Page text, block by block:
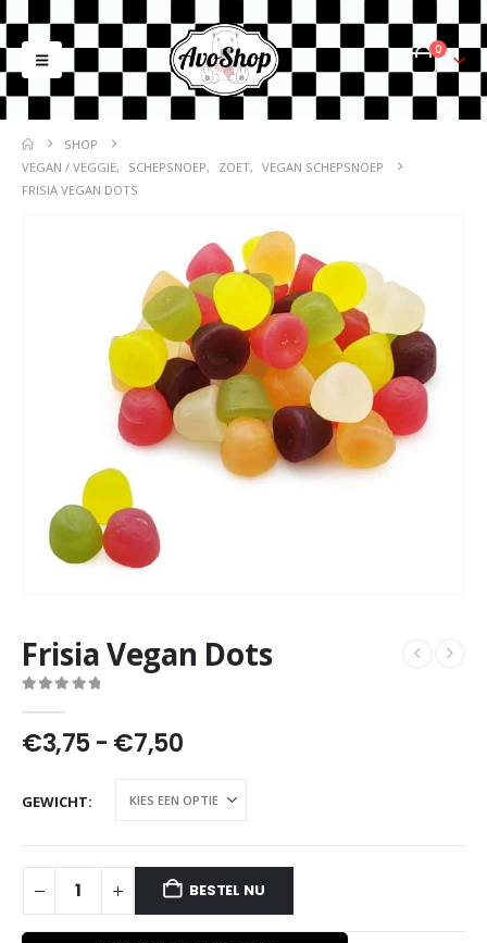
0
SHOP
VEGAN / VEGGIE, SCHEPSNOEP, ZOET, VEGAN SCHEPSNOEP
FRISIA VEGAN DOTS
Frisia Vegan Dots
€3,75 - €7,50Prijsklasse:
tot
€7,50
GEWICHT
BESTEL NU